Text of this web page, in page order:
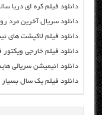
دانلود فیلم کره ای دریا سالار ۲۰۱۴ با دوبله
دانلود سریال آخرین مرد روی زمین ۲۰۱۵
دانلود فیلم لاکپشت های نینجا :
دانلود فیلم خارجی ویکتور فرانکنشتاین
دانلود انیمیشن سریالی
دانلود فیلم یک سال بسیار خشن ۲۰۱۴ با